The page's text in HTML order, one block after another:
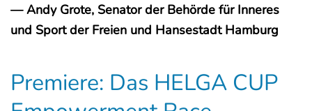
— Andy Grote, Senator der Behörde für Inneres
und Sport der Freien und Hansestadt Hamburg
Premiere: Das HELGA CUP